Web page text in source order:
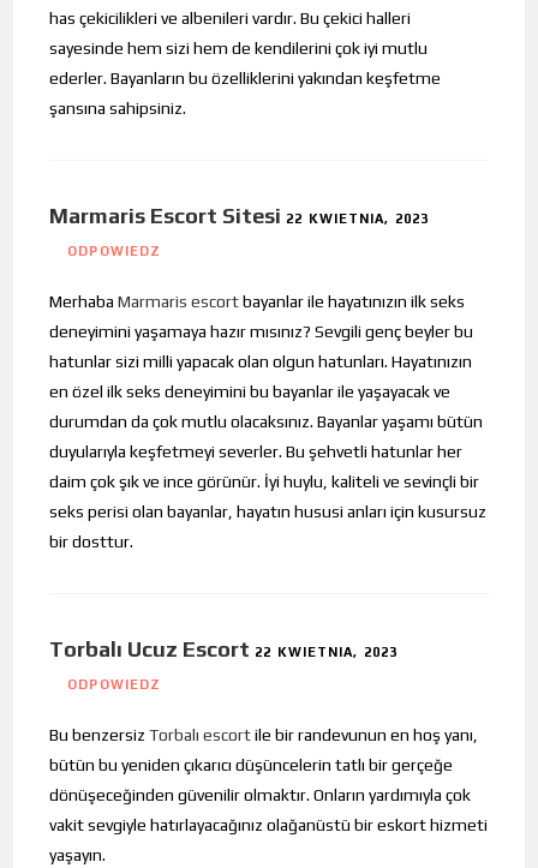
has çekicilikleri ve albenileri vardır. Bu çekici halleri
sayesinde hem sizi hem de kendilerini çok iyi mutlu
ederler. Bayanların bu özelliklerini yakından keşfetme
şansına sahipsiniz.
Marmaris Escort Sitesi 22 KWIETNIA, 2023
ODPOWIEDZ
MerhabaMarmaris escortbayanlar ile hayatınızın ilk seks
deneyimini yaşamaya hazır mısınız? Sevgili genç beyler bu
hatunlar sizi milli yapacak olan olgun hatunları. Hayatınızın
en özel ilk seks deneyimini bu bayanlar ile yaşayacak ve
durumdan da çok mutlu olacaksınız. Bayanlar yaşamı bütün
duyularıyla keşfetmeyi severler. Bu şehvetli hatunlar her
daim çok şık ve ince görünür. İyi huylu, kaliteli ve sevinçli bir
seks perisi olan bayanlar, hayatın hususi anları için kusursuz
bir dosttur.
Torbalı Ucuz Escort 22 KWIETNIA, 2023
ODPOWIEDZ
Bu benzersizTorbalı escortile bir randevunun en hoş yanı,
bütün bu yeniden çıkarıcı düşüncelerin tatlı bir gerçeğe
dönüşeceğinden güvenilir olmaktır. Onların yardımıyla çok
vakit sevgiyle hatırlayacağınız olağanüstü bir eskort hizmeti
yaşayın.